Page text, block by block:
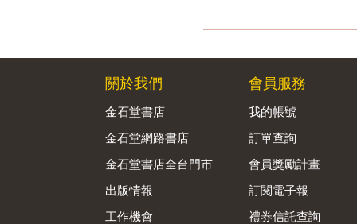
關於我們
金石堂書店
金石堂網路書店
金石堂書店全台門市
出版情報
工作機會
會員服務
我的帳號
訂單查詢
會員獎勵計畫
訂閱電子報
禮券信託查詢